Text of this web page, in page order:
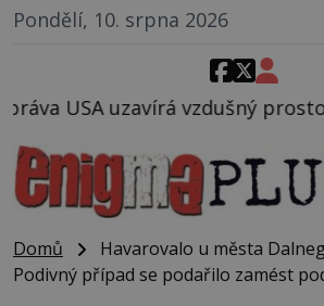
Pondělí, 10. srpna 2026
prostor nad Oblastí 51,
Domů
Havarovalo u města
Podivný případ se podařilo zamést